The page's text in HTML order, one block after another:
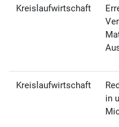
Kreislaufwirtschaft
Kreislaufwirtschaft
in